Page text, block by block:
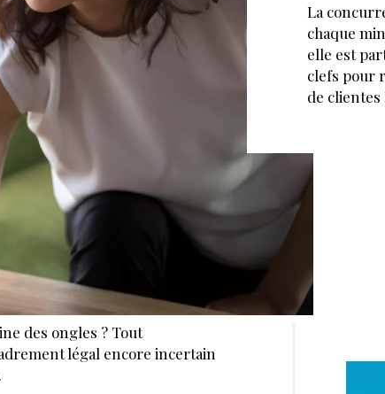
La
chaque
elle est
clefs pour
de clientes
des ongles ? Tout
légal encore incertain